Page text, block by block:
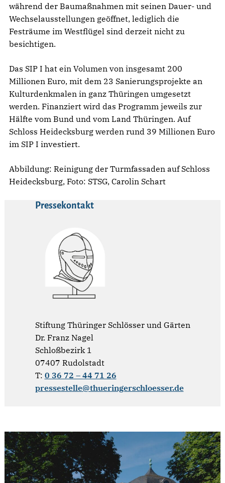
während der Baumaßnahmen mit seinen Dauer- und
Wechselausstellungen geöffnet, lediglich die
Festräume im Westflügel sind derzeit nicht zu
besichtigen.
Das SIP I hat ein Volumen von insgesamt 200
Millionen Euro, mit dem 23 Sanierungsprojekte an
Kulturdenkmalen in ganz Thüringen umgesetzt
werden. Finanziert wird das Programm jeweils zur
Hälfte vom Bund und vom Land Thüringen. Auf
Schloss Heidecksburg werden rund 39 Millionen Euro
im SIP I investiert.
Abbildung: Reinigung der Turmfassaden auf Schloss
Heidecksburg, Foto: STSG, Carolin Schart
Pressekontakt
Stiftung Thüringer Schlösser und Gärten
Dr. Franz Nagel
Schloßbezirk 1
07407 Rudolstadt
T: 0 36 72 – 44 71 26
pressestelle@thueringerschloesser.de